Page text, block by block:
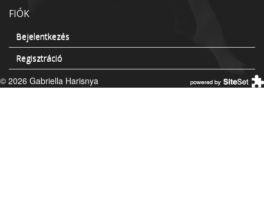
FIÓK
Bejelentkezés
Regisztráció
© 2026 Gabriella Harisnya